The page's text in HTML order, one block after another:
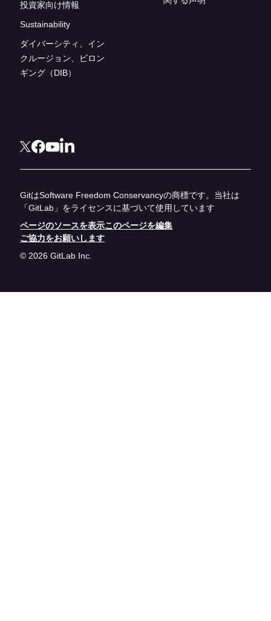
投資家向け情報
Sustainability
ダイバーシティ、イン
クルージョン、ビロン
ギング（DIB）
GitはSoftware Freedom Conservancyの商標です。当社は
「GitLab」をライセンスに基づいて使用しています
ページのソースを表示このページを編集
ご協力をお願いします
© 2026 GitLab Inc.